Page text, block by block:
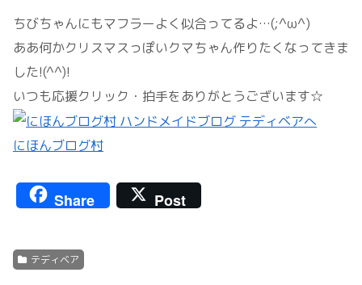
ちびちゃんにもマフラーよく似合ってるよ…(;^ω^)
ああ何かクリスマスっぽいクマちゃん作りたくなってきま
した!(^^)!
いつも応援クリック・拍手をありがとうございます☆
にほんブログ村
Share Post
テディベア